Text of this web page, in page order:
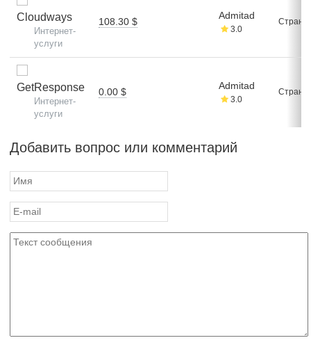
Cloudways
Интернет-
услуги
108.30 $
Admitad
3.0
Стран:
GetResponse
Интернет-
услуги
0.00 $
Admitad
3.0
Стран:
Добавить вопрос или комментарий